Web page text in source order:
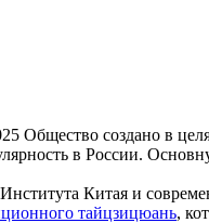
Общество создано в
в России.
Китая и
тайцзицюань,